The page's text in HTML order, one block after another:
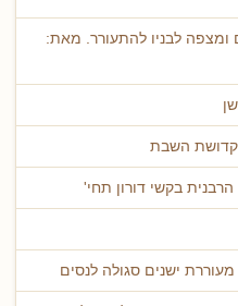
ומצפה לבניו להתעורר. מאת:
קדושת השבת
בקשי דורון תחי'
ישנים סגולה לנסים